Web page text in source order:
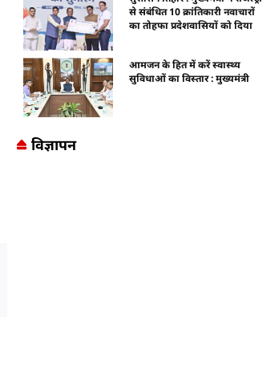
से संबंधित 10 क्रांतिकारी नवाचारों
का तोहफा प्रदेशवासियों को दिया
आमजन के हित में करें स्वास्थ्य
सुविधाओं का विस्तार : मुख्यमंत्री
विज्ञापन